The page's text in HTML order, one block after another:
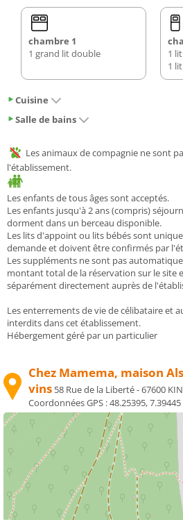
chambre 1
1 grand lit double
1
1
Cuisine
Salle de bains
Les animaux de compagnie ne sont
l'établissement.
Les enfants de tous âges sont acceptés.
Les enfants jusqu'à 2 ans (compris)
dorment dans un berceau disponible.
Les lits d'appoint ou lits bébés sont
demande et doivent être confirmés par
Les suppléments ne sont pas
montant total de la réservation sur le site
séparément directement auprès de
Les enterrements de vie de célibataire et
interdits dans cet établissement.
Hébergement géré par un particulier
Chez Mamema, maison
vins 58 Rue de la Liberté - 67600
Coordonnées GPS :48.25395, 7.39445